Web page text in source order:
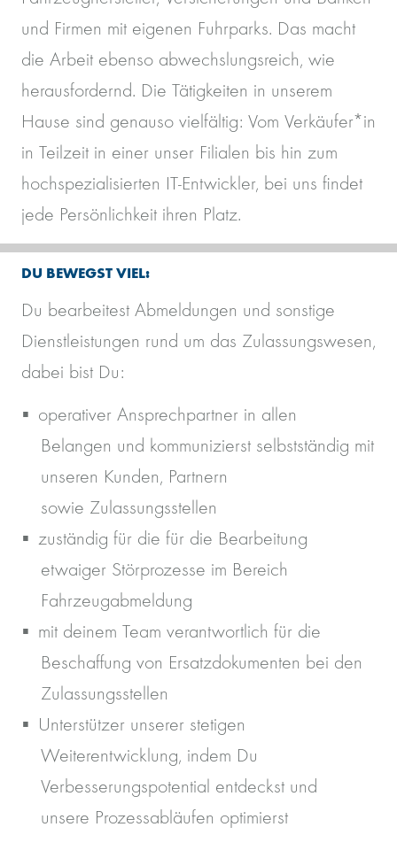
und Firmen mit eigenen Fuhrparks. Das macht
die Arbeit ebenso abwechslungsreich, wie
herausfordernd. Die Tätigkeiten in unserem
Hause sind genauso vielfältig: Vom Verkäufer*in
in Teilzeit in einer unser Filialen bis hin zum
hochspezialisierten IT-Entwickler, bei uns findet
jede Persönlichkeit ihren Platz.
DU BEWEGST VIEL:
Du bearbeitest Abmeldungen und sonstige
Dienstleistungen rund um das Zulassungswesen,
dabei bist Du:
operativer Ansprechpartner in allen
Belangen und kommunizierst selbstständig mit
unseren Kunden, Partnern
sowie Zulassungsstellen
zuständig für die für die Bearbeitung
etwaiger Störprozesse im Bereich
Fahrzeugabmeldung
mit deinem Team verantwortlich für die
Beschaffung von Ersatzdokumenten bei den
Zulassungsstellen
Unterstützer unserer stetigen
Weiterentwicklung, indem Du
Verbesserungspotential entdeckst und
unsere Prozessabläufen optimierst